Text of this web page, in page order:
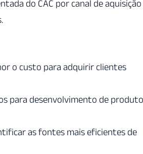
do CAC por canal de aquisição
o custo para adquirir clientes
para desenvolvimento de
as fontes mais eficientes de